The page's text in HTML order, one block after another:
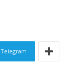
Telegram